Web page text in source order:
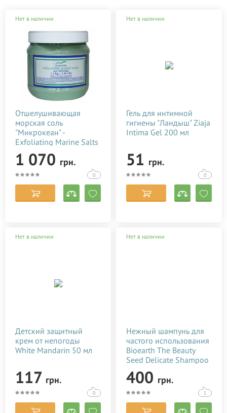
Нет в наличии
Отшелушивающая
морская соль
"Микрокеан" -
Exfoliating Marine Salts
1,3 кг
1 070 грн.
0
Нет в наличии
Гель для интимной
гигиены "Ландыш" Ziaja
Intima Gel 200 мл
51 грн.
0
Нет в наличии
Детский защитный
крем от непогоды
White Mandarin 50 мл
117 грн.
0
Нет в наличии
Нежный шампунь для
частого использования
Bioearth The Beauty
Seed Delicate Shampoo
250 мл
400 грн.
1